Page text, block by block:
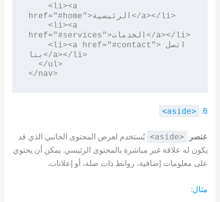
href="#home">الرئيسية</a></li>
href="#services">الخدمات</a></li>
بنا</a></li>
</nav>
6.
<aside>
عنصر <aside>
يُستخدم لعرض المحتوى الجانبي الذي قد
يكون له علاقة غير مباشرة بالمحتوى الرئيسي. يمكن أن يحتوي
على معلومات إضافية، روابط ذات صلة، أو إعلانات.
مثال: